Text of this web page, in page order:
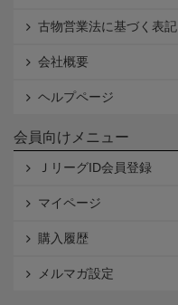
古物営業法に基づく表記
会社概要
ヘルプページ
会員向けメニュー
ＪリーグID会員登録
マイページ
購入履歴
メルマガ設定